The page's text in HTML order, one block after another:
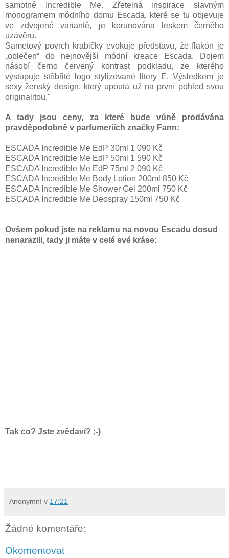
samotné Incredible Me. Zřetelná inspirace slavným
monogramem módního domu Escada, které se tu objevuje
ve zdvojené variantě, je korunována leskem černého
uzávěru.
Sametový povrch krabičky evokuje představu, že flakón je
„oblečen“ do nejnovější módní kreace Escada. Dojem
násobí černo červený kontrast podkladu, ze kterého
vystupuje stříbřité logo stylizované litery E. Výsledkem je
sexy ženský design, který upoutá už na první pohled svou
originalitou."
A tady jsou ceny, za které bude vůně prodávána
pravděpodobně v parfumeriích značky Fann:
ESCADA Incredible Me EdP 30ml 1 090 Kč
ESCADA Incredible Me EdP 50ml 1 590 Kč
ESCADA Incredible Me EdP 75ml 2 090 Kč
ESCADA Incredible Me Body Lotion 200ml 850 Kč
ESCADA Incredible Me Shower Gel 200ml 750 Kč
ESCADA Incredible Me Deospray 150ml 750 Kč
Ovšem pokud jste na reklamu na novou Escadu dosud
nenarazili, tady ji máte v celé své kráse:
Tak co? Jste zvědaví? ;-)
Anonymní v 17:21
Žádné komentáře:
Okomentovat